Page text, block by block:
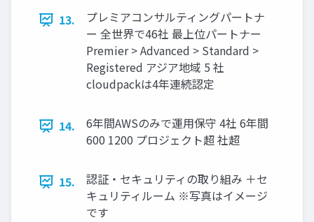
13.
プレミアコンサルティングパートナ
ー 全世界で46社 最上位パートナー
Premier > Advanced > Standard >
Registered アジア地域 5 社
cloudpackは4年連続認定
14.
6年間AWSのみで運用保守 4社 6年間
600 1200 プロジェクト超 社超
15.
認証・セキュリティの取り組み ＋セ
キュリティルーム ※写真はイメージ
です